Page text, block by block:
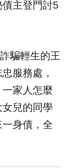
主登門討5
騙輕生的王
服務處，
家人怎麼
兒的同學
身債，全